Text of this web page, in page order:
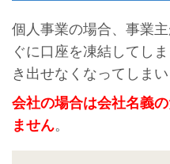
個人事業の場合、事業
ぐに口座を凍結してし
き出せなくなってしまい
会社の場合は会社名義
ません。